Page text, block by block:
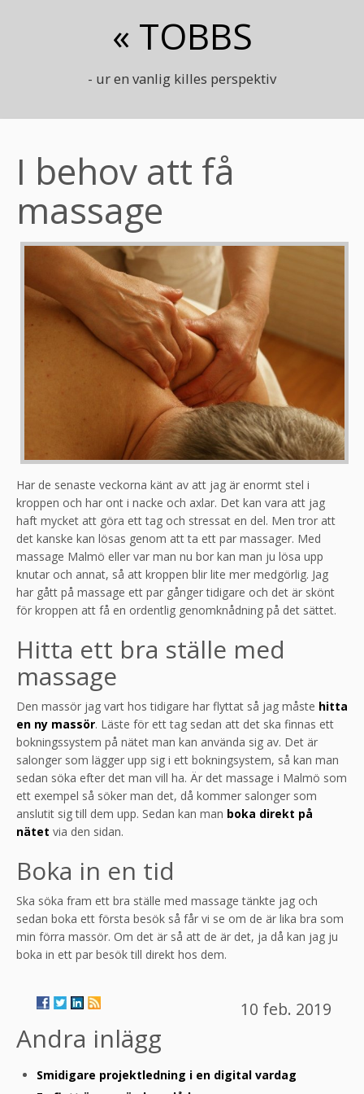
« TOBBS
- ur en vanlig killes perspektiv
I behov att få
massage
Har de senaste veckorna känt av att jag är enormt stel i
kroppen och har ont i nacke och axlar. Det kan vara att jag
haft mycket att göra ett tag och stressat en del. Men tror att
det kanske kan lösas genom att ta ett par massager. Med
massage Malmö eller var man nu bor kan man ju lösa upp
knutar och annat, så att kroppen blir lite mer medgörlig. Jag
har gått på massage ett par gånger tidigare och det är skönt
för kroppen att få en ordentlig genomknådning på det sättet.
Hitta ett bra ställe med
massage
Den massör jag vart hos tidigare har flyttat så jag måste hitta
en ny massör. Läste för ett tag sedan att det ska finnas ett
bokningssystem på nätet man kan använda sig av. Det är
salonger som lägger upp sig i ett bokningsystem, så kan man
sedan söka efter det man vill ha. Är det massage i Malmö som
ett exempel så söker man det, då kommer salonger som
anslutit sig till dem upp. Sedan kan man boka direkt på
nätet via den sidan.
Boka in en tid
Ska söka fram ett bra ställe med massage tänkte jag och
sedan boka ett första besök så får vi se om de är lika bra som
min förra massör. Om det är så att de är det, ja då kan jag ju
boka in ett par besök till direkt hos dem.
10 feb. 2019
Andra inlägg
Smidigare projektledning i en digital vardag